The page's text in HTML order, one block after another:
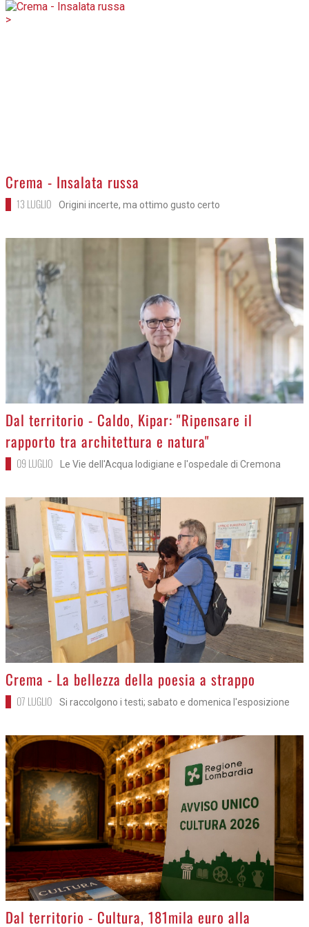
>
Crema - Insalata russa
13 LUGLIO Origini incerte, ma ottimo gusto certo
>
Dal territorio - Caldo, Kipar: "Ripensare il
rapporto tra architettura e natura"
09 LUGLIO Le Vie dell'Acqua lodigiane e l'ospedale di Cremona
>
Crema - La bellezza della poesia a strappo
07 LUGLIO Si raccolgono i testi; sabato e domenica l'esposizione
>
Dal territorio - Cultura, 181mila euro alla